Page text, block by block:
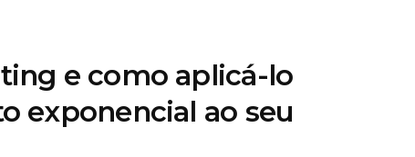
e como aplicá-lo
exponencial ao seu